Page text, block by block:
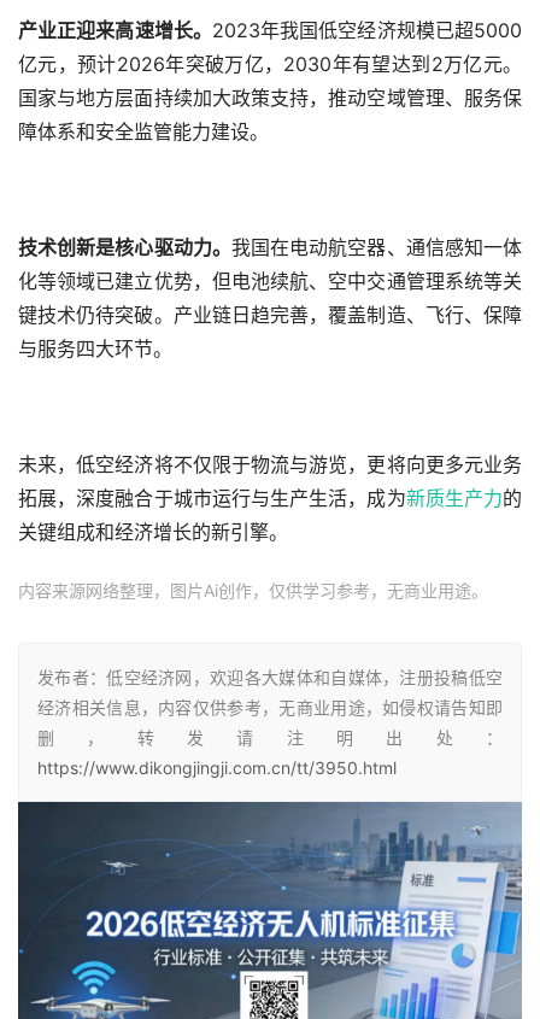
产业正迎来高速增长。 2023年我国低空经济规模已超5000
亿元，预计2026年突破万亿，2030年有望达到2万亿元。
国家与地方层面持续加大政策支持，推动空域管理、服务保
障体系和安全监管能力建设。
技术创新是核心驱动力。 我国在电动航空器、通信感知一体
化等领域已建立优势，但电池续航、空中交通管理系统等关
键技术仍待突破。产业链日趋完善，覆盖制造、飞行、保障
与服务四大环节。
未来，低空经济将不仅限于物流与游览，更将向更多元业务
拓展，深度融合于城市运行与生产生活，成为新质生产力的
关键组成和经济增长的新引擎。
内容来源网络整理，图片Ai创作，仅供学习参考，无商业用途。
发布者：低空经济网，欢迎各大媒体和自媒体，注册投稿低空
经济相关信息，内容仅供参考，无商业用途，如侵权请告知即
删，转发请注明出处：
https://www.dikongjingji.com.cn/tt/3950.html